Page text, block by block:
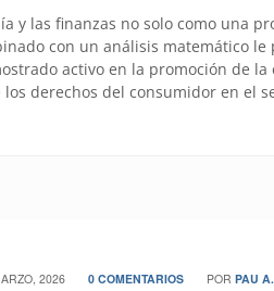
y las finanzas no solo como una
con un análisis matemático
activo en la promoción de
derechos del consumidor en el
2026
/ 0 COMENTARIOS
/ PORPAU